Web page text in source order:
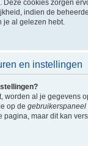
Deze cookies zorgen
indien de
je al gelezen hebt.
en instellingen
worden al je gegevens
op de gebruikerspaneel
pagina, maar dit kan